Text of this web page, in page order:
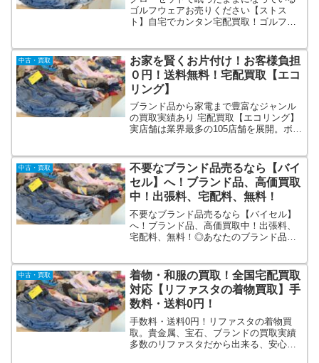
ゴルフウェアお売りください【ストス
ト】自宅でカンタン宅配買取！ゴルフウ
アイテムとなります。また普段の洋服や
バッグ等もお買取が可能ですのでまとめ
てクローゼット整理を行いたい方にもオ
ススメです。
中古・買取
お家を賢くお片付け！お客様負担
０円！送料無料！宅配買取【エコ
リング】
ブランド品から家電まで豊富なジャンル
の買取実績あり 宅配買取【エコリング】
実店舗は業界最多の105店舗を展開。ボロ
豊富な鑑定士が多数在籍でスピーディな
鑑定、査定！
中古・買取
不要なブランド品売るなら【バイ
セル】へ！ブランド品、高価買取
中！出張料、宅配料、無料！
不要なブランド品売るなら【バイセル】
へ！ブランド品、高価買取中！出張料、
宅配料、無料！◎あなたのブランド品、
料は弊社負担だから安心！◎キャンセル
料は発生しません！
中古・買取
着物・和服の買取！全国宅配買取
対応【リファスタの着物買取】手
数料・送料0円！
手数料・送料0円！リファスタの着物買
取。貴金属、宝石、ブランドの買取実績
多数のリファスタだから出来る、安心・